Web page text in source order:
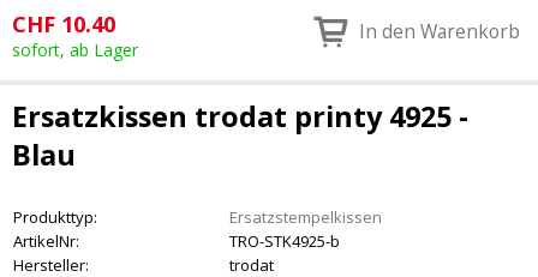
CHF 10.40
sofort, ab Lager
In den Warenkorb
Ersatzkissen trodat printy 4925 -
Blau
Produkttyp:
Ersatzstempelkissen
ArtikelNr:
TRO-STK4925-b
Hersteller:
trodat